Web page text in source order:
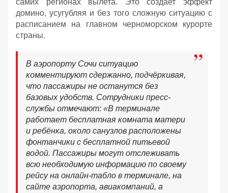
самих регионах вылета. Это создает эффект
домино, усугубляя и без того сложную ситуацию с
расписанием на главном черноморском курорте
страны.
В аэропорту Сочи ситуацию
комментируют сдержанно, подчёркивая,
что пассажиры не останутся без
базовых удобств. Сотрудники пресс-
службы отмечают: «В терминале
работает бесплатная комната матери
и ребёнка, около санузлов расположены
фонтанчики с бесплатной питьевой
водой. Пассажиры могут отслеживать
всю необходимую информацию по своему
рейсу на онлайн-табло в терминале, на
сайте аэропорта, авиакомпаний, а